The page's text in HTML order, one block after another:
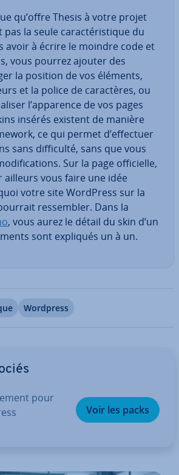
qu’offre Thesis à votre projet
pas la seule ca­rac­té­ris­tique du
avoir à écrire le moindre code et
vous pourrez ajouter des
la position de vos éléments,
et la police de ca­rac­tères, ou
l’apparence de vos pages
insérés existent de manière
ce qui permet d’effectuer
sans dif­fi­culté, sans que vous
Sur la page of­fi­cielle,
ailleurs vous faire une idée
votre site WordPress sur la
res­sem­bler. Dans la
, vous aurez le détail du skin d’un
sont expliqués un à un.
Wordpress
pour
Voir les packs